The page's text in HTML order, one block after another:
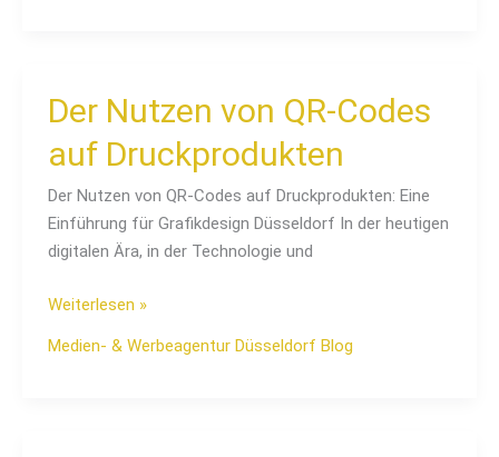
Der Nutzen von QR-Codes
auf Druckprodukten
Der Nutzen von QR-Codes auf Druckprodukten: Eine
Einführung für Grafikdesign Düsseldorf In der heutigen
digitalen Ära, in der Technologie und
Der
von
QR-
Codes
auf
Weiterlesen »
Medien- & Werbeagentur Düsseldorf Blog